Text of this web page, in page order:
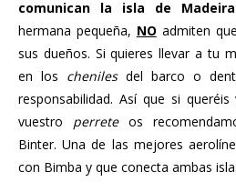
comunican la isla de
hermana pequeña, NO admiten
sus dueños. Si quieres llevar a tu
en los chenilesdel barco o
responsabilidad. Así que si
vuestro perreteos
Binter. Una de las mejores
con Bimba y que conecta ambas